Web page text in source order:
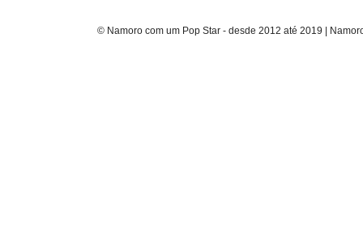
© Namoro com um Pop Star - desde 2012 até 2019 |